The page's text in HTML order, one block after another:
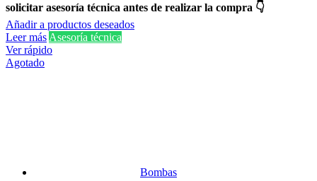
Bombas
solicitar asesoría técnica antes de realizar la compra 👇
Añadir a productos deseados
Leer más Asesoría técnica
Ver rápido
Agotado